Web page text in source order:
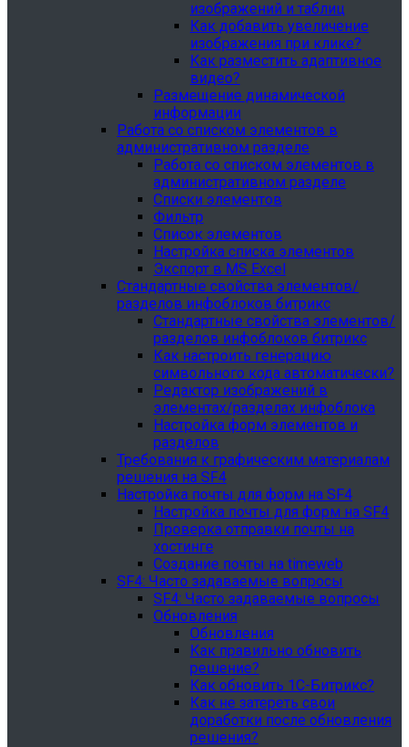
изображений и таблиц
Как добавить увеличение
изображения при клике?
Как разместить адаптивное
видео?
Размещение динамической
информации
Работа со списком элементов в
административном разделе
Работа со списком элементов в
административном разделе
Списки элементов
Фильтр
Список элементов
Настройка списка элементов
Экспорт в MS Excel
Стандартные свойства элементов/
разделов инфоблоков битрикс
Стандартные свойства элементов/
разделов инфоблоков битрикс
Как настроить генерацию
символьного кода автоматически?
Редактор изображений в
элементах/разделах инфоблока
Настройка форм элементов и
разделов
Требования к графическим материалам
решения на SF4
Настройка почты для форм на SF4
Настройка почты для форм на SF4
Проверка отправки почты на
хостинге
Создание почты на timeweb
SF4: Часто задаваемые вопросы
SF4: Часто задаваемые вопросы
Обновления
Обновления
Как правильно обновить
решение?
Как обновить 1С-Битрикс?
Как не затереть свои
доработки после обновления
решения?